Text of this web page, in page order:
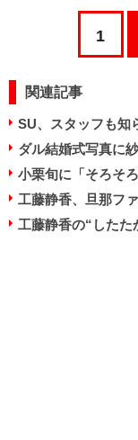
1
関連記事
SU、スタッフも知
ダル結婚式写真に
小栗旬に「そろそ
工藤静香、旦那フ
工藤静香の“したた